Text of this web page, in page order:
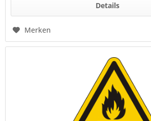
Details
Merken